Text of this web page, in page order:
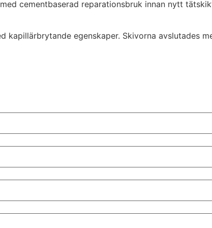
cementbaserad reparationsbruk innan nytt
egenskaper. Skivorna avslutades